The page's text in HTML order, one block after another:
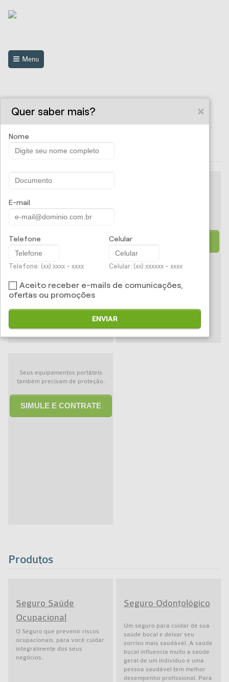
Menu
Compre agora
você também pode usufruir de
SIMULE E CONTRATE
Seus equipamentos portáteis
também precisam de proteção.
SIMULE E CONTRATE
Produtos
Seguro Saúde
Ocupacional
O Seguro que prevenir riscos
ocupacionais, para você cuidar
integralmente dos seus
negócios.
Seguro Odontológico
Um seguro para cuidar de sua
saúde bucal e deixar seu
sorriso mais saudável. A saúde
bucal influencia muito a saúde
geral de um indivíduo e uma
pessoa saudável tem melhor
desempenho profissional. Para
Quer saber mais?
Nome
E-mail
Telefone
Telefone: (xx) xxxx - xxxx
Celular
Celular: (xx) xxxxxx - xxxx
Aceito receber e-mails de comunicações,
ofertas ou promoções
ENVIAR